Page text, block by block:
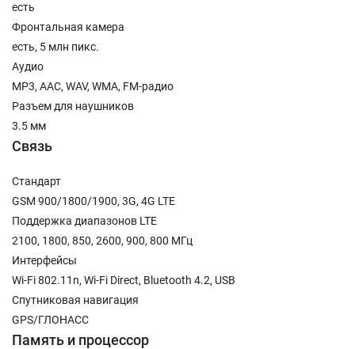
есть
Фронтальная камера
есть, 5 млн пикс.
Аудио
MP3, AAC, WAV, WMA, FM-радио
Разъем для наушников
3.5 мм
Связь
Стандарт
GSM 900/1800/1900, 3G, 4G LTE
Поддержка диапазонов LTE
2100, 1800, 850, 2600, 900, 800 МГц
Интерфейсы
Wi-Fi 802.11n, Wi-Fi Direct, Bluetooth 4.2, USB
Спутниковая навигация
GPS/ГЛОНАСС
Память и процессор